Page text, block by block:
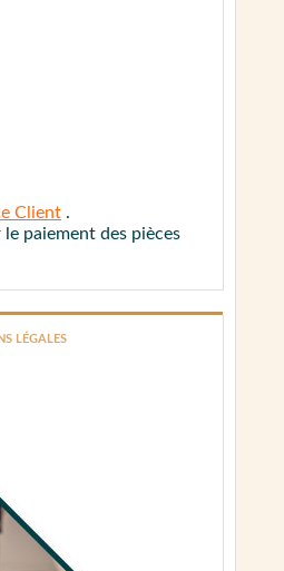
Client .
paiement des pièces
LÉGALES